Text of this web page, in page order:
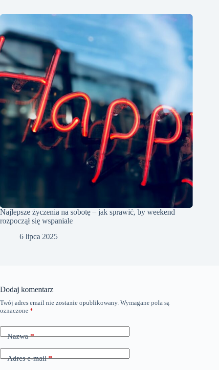
Najlepsze życzenia na sobotę – jak sprawić, by weekend
rozpoczął się wspaniale
6 lipca 2025
Dodaj komentarz
Twój adres email nie zostanie opublikowany. Wymagane pola są
oznaczone *
Nazwa*
Adres e-mail*